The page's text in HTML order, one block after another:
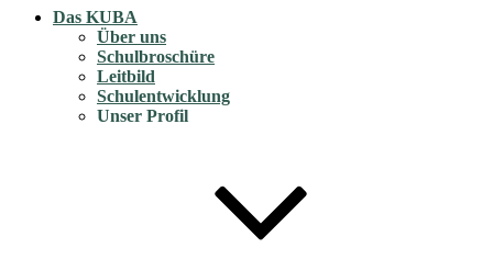
Das KUBA
Über uns
Schulbroschüre
Leitbild
Schulentwicklung
Unser Profil